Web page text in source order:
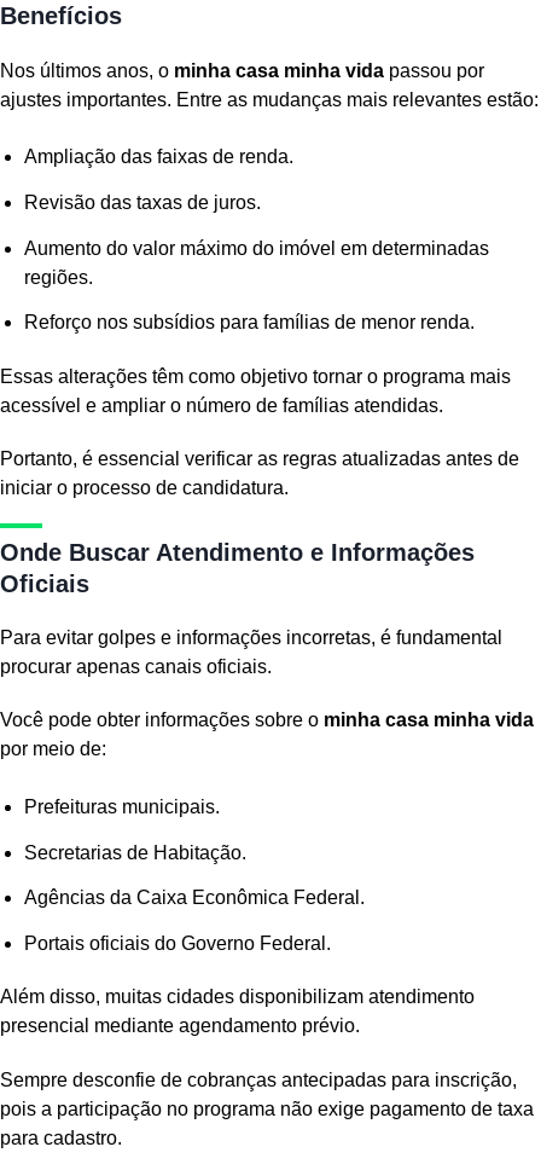
Benefícios
Nos últimos anos, o minha casa minha vida passou por
ajustes importantes. Entre as mudanças mais relevantes estão:
Ampliação das faixas de renda.
Revisão das taxas de juros.
Aumento do valor máximo do imóvel em determinadas
regiões.
Reforço nos subsídios para famílias de menor renda.
Essas alterações têm como objetivo tornar o programa mais
acessível e ampliar o número de famílias atendidas.
Portanto, é essencial verificar as regras atualizadas antes de
iniciar o processo de candidatura.
Onde Buscar Atendimento e Informações
Oficiais
Para evitar golpes e informações incorretas, é fundamental
procurar apenas canais oficiais.
Você pode obter informações sobre o minha casa minha vida
por meio de:
Prefeituras municipais.
Secretarias de Habitação.
Agências da Caixa Econômica Federal.
Portais oficiais do Governo Federal.
Além disso, muitas cidades disponibilizam atendimento
presencial mediante agendamento prévio.
Sempre desconfie de cobranças antecipadas para inscrição,
pois a participação no programa não exige pagamento de taxa
para cadastro.